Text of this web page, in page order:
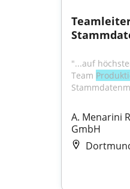
"...auf
Team
A. Menarini
GmbH